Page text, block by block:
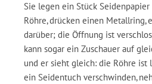
Sie legen ein Stück
Röhre, drücken einen Metallring,
darüber; die Öffnung ist
kann sogar ein Zuschauer auf
und er sieht gleich: die Röhre ist
ein Seidentuch verschwinden,